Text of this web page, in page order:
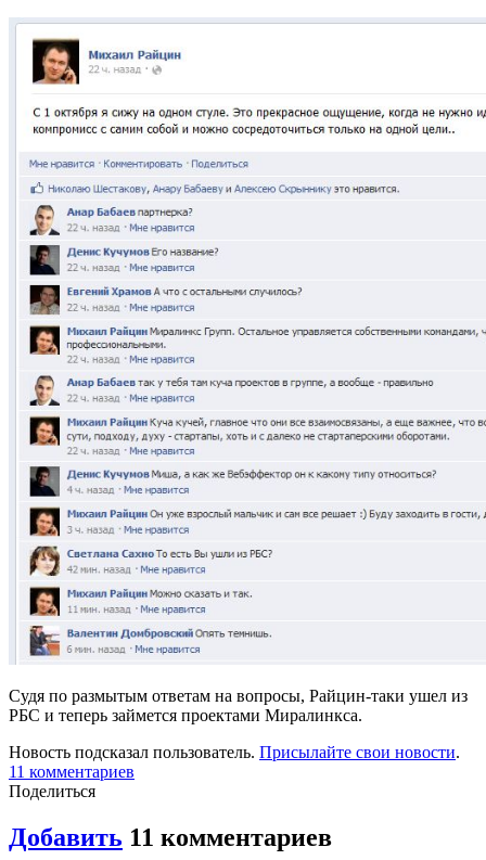
Судя по размытым ответам на вопросы, Райцин-таки ушел из
РБС и теперь займется проектами Миралинкса.
Новость подсказал пользователь. Присылайте свои новости.
11 комментариев
Поделиться
Добавить 11 комментариев